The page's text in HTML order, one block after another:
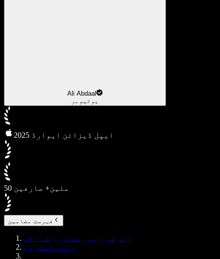
Ali Abdaal
یوٹیوبر
2025 ایپل ڈیزائن ایوارڈ
50 ملین+ صارفین
فہرستِ مضامین
آئی فون میں معذوری کے آلات
وائس کنٹرول